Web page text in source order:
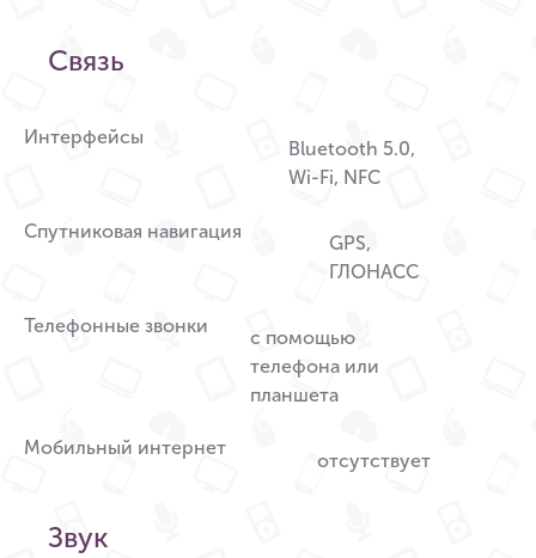
Связь
Интерфейсы
Bluetooth 5.0,
Wi-Fi, NFC
Спутниковая навигация
GPS,
ГЛОНАСС
Телефонные звонки
с помощью
телефона или
планшета
Мобильный интернет
отсутствует
Звук